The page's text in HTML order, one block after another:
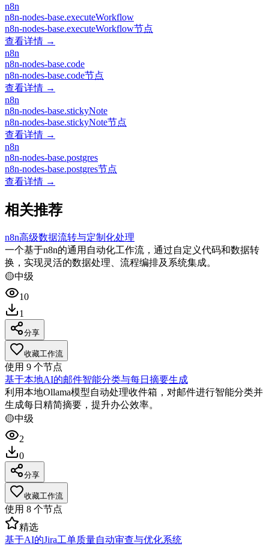
n8n
n8n-nodes-base.executeWorkflow
n8n-nodes-base.executeWorkflow节点
查看详情 →
n8n
n8n-nodes-base.code
n8n-nodes-base.code节点
查看详情 →
n8n
n8n-nodes-base.stickyNote
n8n-nodes-base.stickyNote节点
查看详情 →
n8n
n8n-nodes-base.postgres
n8n-nodes-base.postgres节点
查看详情 →
相关推荐
n8n高级数据流转与定制化处理
一个基于n8n的通用自动化工作流，通过自定义代码和数据转
换，实现灵活的数据处理、流程编排及系统集成。
🟡中级
10
1
分享
收藏工作流
使用 9 个节点
基于本地AI的邮件智能分类与每日摘要生成
利用本地Ollama模型自动处理收件箱，对邮件进行智能分类并
生成每日精简摘要，提升办公效率。
🟡中级
2
0
分享
收藏工作流
使用 8 个节点
精选
基于AI的Jira工单质量自动审查与优化系统